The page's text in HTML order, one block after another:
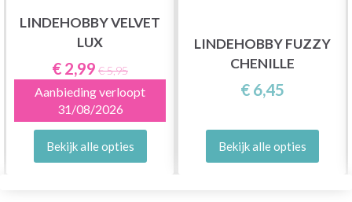
LINDEHOBBY VELVET
LUX
€ 2,99 € 5,95
Aanbieding verloopt
31/08/2026
Bekijk alle opties
LINDEHOBBY FUZZY
CHENILLE
€ 6,45
Bekijk alle opties